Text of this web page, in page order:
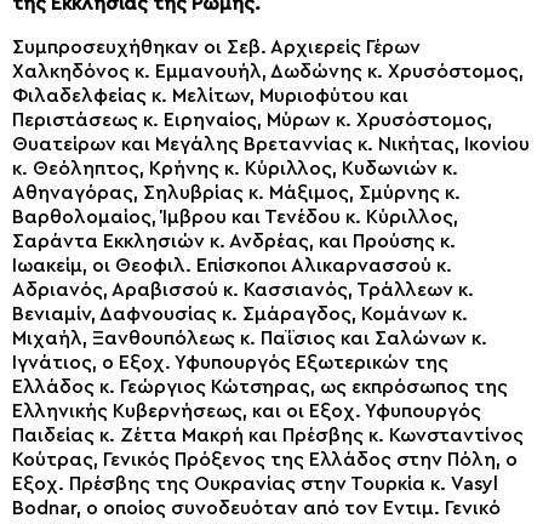
Συμπροσευχήθηκαν οι Σεβ. Αρχιερείς Γέρων
Χαλκηδόνος κ. Εμμανουήλ, Δωδώνης κ. Χρυσόστομος,
Φιλαδελφείας κ. Μελίτων, Μυριοφύτου και
Περιστάσεως κ. Ειρηναίος, Μύρων κ. Χρυσόστομος,
Θυατείρων και Μεγάλης Βρεταννίας κ. Νικήτας, Ικονίου
κ. Θεόληπτος, Κρήνης κ. Κύριλλος, Κυδωνιών κ.
Αθηναγόρας, Σηλυβρίας κ. Μάξιμος, Σμύρνης κ.
Βαρθολομαίος, Ίμβρου και Τενέδου κ. Κύριλλος,
Σαράντα Εκκλησιών κ. Ανδρέας, και Προύσης κ.
Ιωακείμ, οι Θεοφιλ. Επίσκοποι Αλικαρνασσού κ.
Αδριανός, Αραβισσού κ. Κασσιανός, Τράλλεων κ.
Βενιαμίν, Δαφνουσίας κ. Σμάραγδος, Κομάνων κ.
Μιχαήλ, Ξανθουπόλεως κ. Παΐσιος και Σαλώνων κ.
Ιγνάτιος, ο Εξοχ. Υφυπουργός Εξωτερικών της
Ελλάδος κ. Γεώργιος Κώτσηρας, ως εκπρόσωπος της
Ελληνικής Κυβερνήσεως, και οι Εξοχ. Υφυπουργός
Παιδείας κ. Ζέττα Μακρή και Πρέσβης κ. Κωνσταντίνος
Κούτρας, Γενικός Πρόξενος της Ελλάδος στην Πόλη, ο
Εξοχ. Πρέσβης της Ουκρανίας στην Τουρκία κ. Vasyl
Bodnar, ο οποίος συνοδευόταν από τον Εντιμ. Γενικό